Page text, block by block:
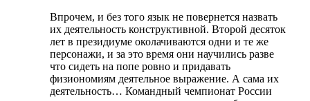
Впрочем, и без того язык не повернется назвать
их деятельность конструктивной. Второй десяток
лет в президиуме околачиваются одни и те же
персонажи, и за это время они научились разве
что сидеть на попе ровно и придавать
физиономиям деятельное выражение. А сама их
деятельность… Командный чемпионат России